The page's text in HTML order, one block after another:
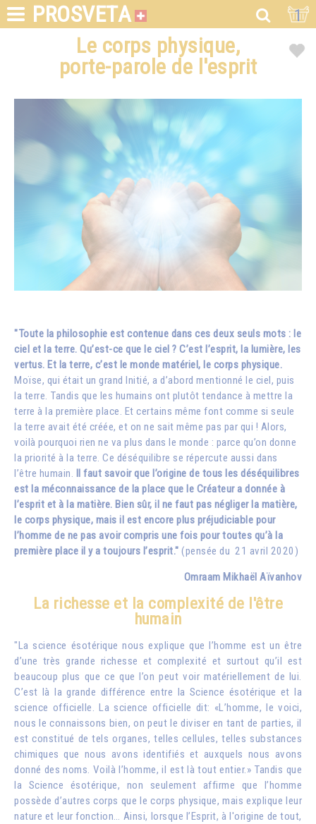
PROSVETA 1
Le corps physique,
porte-parole de l'esprit
"Toute la philosophie est contenue dans ces deux seuls mots : le
ciel et la terre. Qu’est-ce que le ciel ? C’est l’esprit, la lumière, les
vertus. Et la terre, c’est le monde matériel, le corps physique.
Moïse, qui était un grand Initié, a d’abord mentionné le ciel, puis
la terre. Tandis que les humains ont plutôt tendance à mettre la
terre à la première place. Et certains même font comme si seule
la terre avait été créée, et on ne sait même pas par qui ! Alors,
voilà pourquoi rien ne va plus dans le monde : parce qu’on donne
la priorité à la terre. Ce déséquilibre se répercute aussi dans
l’être humain. Il faut savoir que l’origine de tous les déséquilibres
est la méconnaissance de la place que le Créateur a donnée à
l’esprit et à la matière. Bien sûr, il ne faut pas négliger la matière,
le corps physique, mais il est encore plus préjudiciable pour
l’homme de ne pas avoir compris une fois pour toutes qu’à la
première place il y a toujours l’esprit." (pensée du 21 avril 2020)
Omraam Mikhaël Aïvanhov
La richesse et la complexité de l'être
humain
"La science ésotérique nous explique que l’homme est un être
d’une très grande richesse et complexité et surtout qu’il est
beaucoup plus que ce que l’on peut voir matériellement de lui.
C’est là la grande différence entre la Science ésotérique et la
science officielle. La science officielle dit: «L’homme, le voici,
nous le connaissons bien, on peut le diviser en tant de parties, il
est constitué de tels organes, telles cellules, telles substances
chimiques que nous avons identifiés et auxquels nous avons
donné des noms. Voilà l’homme, il est là tout entier.» Tandis que
la Science ésotérique, non seulement affirme que l’homme
possède d’autres corps que le corps physique, mais explique leur
nature et leur fonction… Ainsi, lorsque l’Esprit, à l'origine de tout,